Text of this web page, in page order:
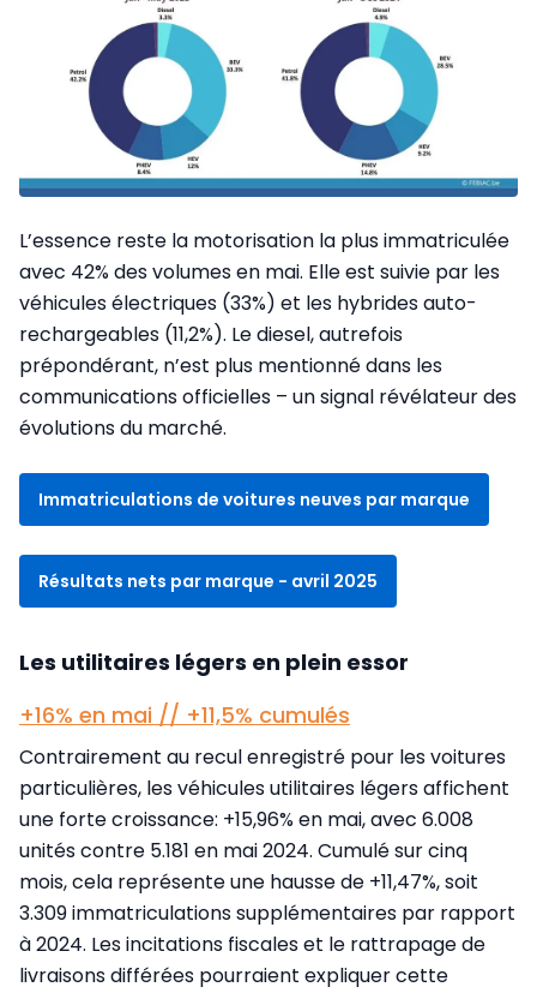
L’essence reste la motorisation la plus immatriculée
avec 42% des volumes en mai. Elle est suivie par les
véhicules électriques (33%) et les hybrides auto-
rechargeables (11,2%). Le diesel, autrefois
prépondérant, n’est plus mentionné dans les
communications officielles – un signal révélateur des
évolutions du marché.
Immatriculations de voitures neuves par marque
Résultats nets par marque - avril 2025
Les utilitaires légers en plein essor
+16% en mai // +11,5% cumulés
Contrairement au recul enregistré pour les voitures
particulières, les véhicules utilitaires légers affichent
une forte croissance: +15,96% en mai, avec 6.008
unités contre 5.181 en mai 2024. Cumulé sur cinq
mois, cela représente une hausse de +11,47%, soit
3.309 immatriculations supplémentaires par rapport
à 2024. Les incitations fiscales et le rattrapage de
livraisons différées pourraient expliquer cette